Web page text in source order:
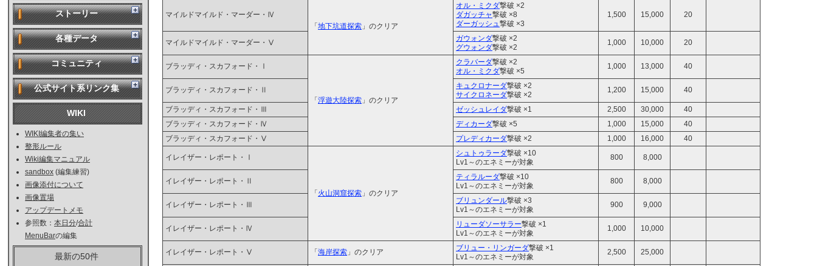
ストーリー
各種データ
コミュニティ
公式サイト系リンク集
WIKI
WIKI編集者の集い
整形ルール
Wiki編集マニュアル
sandbox (編集練習)
画像添付について
画像置場
アップデートメモ
参照数： 本日分/合計
MenuBarの編集
最新の50件
マイルドマイルド・マーダー・Ⅳ
「地下坑道探索 」のクリア
オル・ミクダ撃破 ×2
ダガッチャ撃破 ×8
ダーガッシュ 撃破 ×3
1,500 15,000 20
マイルドマイルド・マーダー・Ⅴ ガウォンダ撃破 ×2
グウォンダ撃破 ×2
1,000 10,000 20
ブラッディ・スカフォード・Ⅰ
「浮遊大陸探索 」のクリア
クラバーダ撃破 ×2
オル・ミクダ撃破 ×5
1,000 13,000 40
ブラッディ・スカフォード・Ⅱ キュクロナーダ撃破 ×2
サイクロネーダ撃破 ×2
1,200 15,000 40
ブラッディ・スカフォード・Ⅲ ゼッシュレイダ撃破 ×1 2,500 30,000
40
ブラッディ・スカフォード・Ⅳ
ディカーダ撃破 ×5 1,000 15,000
40
ブラッディ・スカフォード・Ⅴ
プレディカーダ撃破 ×2 1,000 16,000 40
イレイザー・レポート・Ⅰ
「火山洞窟探索 」のクリア
シュトゥラーダ撃破 ×10
Lv1～のエネミーが対象
800 8,000
イレイザー・レポート・Ⅱ ティラルーダ撃破 ×10
Lv1～のエネミーが対象
800 8,000
イレイザー・レポート・Ⅲ ブリュンダール撃破 ×3
Lv1～のエネミーが対象
900 9,000
イレイザー・レポート・Ⅳ リューダソーサラー撃破 ×1
Lv1～のエネミーが対象
1,000 10,000
イレイザー・レポート・Ⅴ 「海岸探索 」のクリア ブリュー・リンガーダ撃破 ×1
Lv1～のエネミーが対象
2,500 25,000